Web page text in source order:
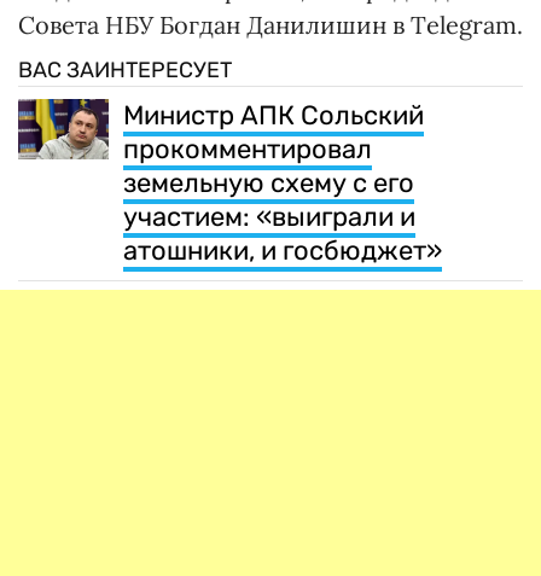
Совета НБУ Богдан Данилишин в Тelegram.
ВАС ЗАИНТЕРЕСУЕТ
Министр АПК Сольский
прокомментировал
земельную схему с его
участием: «выиграли и
атошники, и госбюджет»